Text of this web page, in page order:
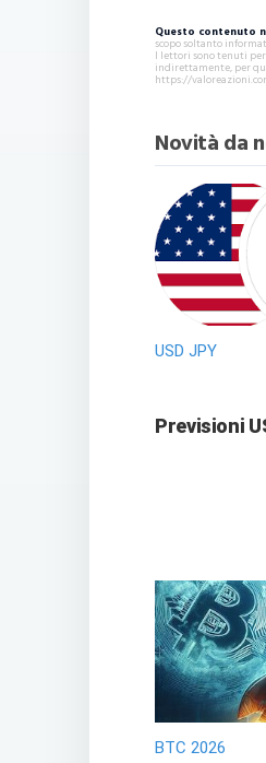
Questo contenuto
scopo soltanto
I lettori sono tenuti
indirettamente, per
https://
Novità da
USD JPY
Previsioni
BTC 2026